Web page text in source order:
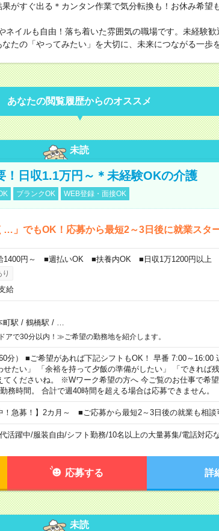
がすぐ出る＊カンタン作業で気分転換も！お休み希望
ネイルも自由！落ち着いた雰囲気の職場です。未経験
たの「やってみたい」を大切に、未来につながる一歩
あなたの閲覧履歴からのオススメ
未読
！日収1.1万円～＊未経験OKの介護
ブランクOK WEB登録・面接OK
…」でもOK！応募から最短2～3日後に就業スタ
1400円～ ■週払いOK ■扶養内OK ■日収1万1200円以上
給
町駅 / 鶴橋駅 /
アで30分以内！≫ご希望の勤務地を紹介します。
分） ■ご希望があれば下記シフトもOK！ 早番 7:00～16:00
せたい」 「余裕を持って夕飯の準備がしたい」 「できれば
てくださいね。 ※Wワーク希望の方へ 今ご覧のお仕事で希望
務時間。 合計で週40時間を超える場合は応募できません。
！急募！】2カ月～ ■ご応募から最短2～3日後の就業も相談
活躍中/服装自由/シフト勤務/10名以上の大量募集/電話対応
応募する 詳
未読